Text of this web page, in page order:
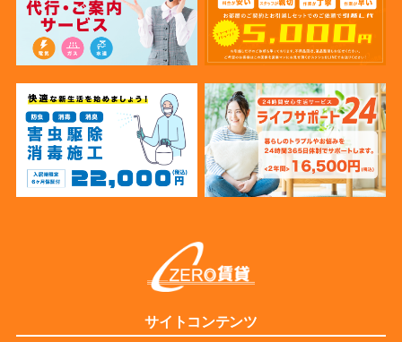
サイトコンテンツ